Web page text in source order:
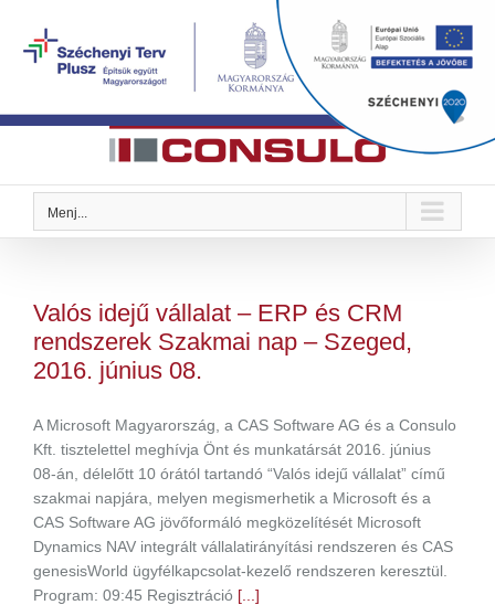
Megoldások Önre szabva
Menj...
Valós idejű vállalat – ERP és CRM
rendszerek Szakmai nap – Szeged,
2016. június 08.
A Microsoft Magyarország, a CAS Software AG és a Consulo
Kft. tisztelettel meghívja Önt és munkatársát 2016. június
08-án, délelőtt 10 órától tartandó “Valós idejű vállalat” című
szakmai napjára, melyen megismerhetik a Microsoft és a
CAS Software AG jövőformáló megközelítését Microsoft
Dynamics NAV integrált vállalatirányítási rendszeren és CAS
genesisWorld ügyfélkapcsolat-kezelő rendszeren keresztül.
Program: 09:45 Regisztráció [...]